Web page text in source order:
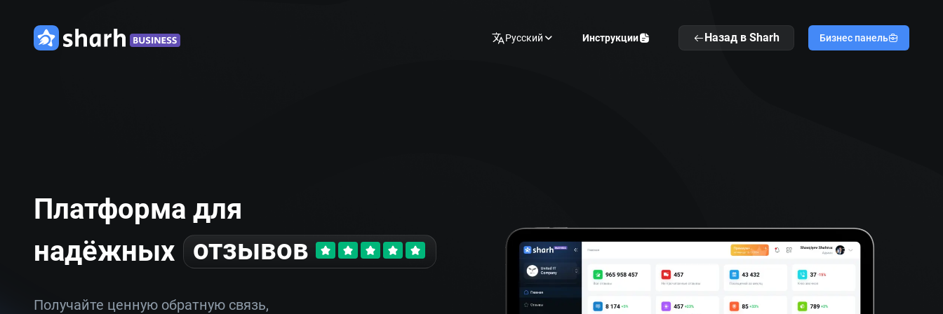
Русский Инструкции Назад в Sharh Бизнес панель
Платформа для
надёжных отзывов
Получайте ценную обратную связь,